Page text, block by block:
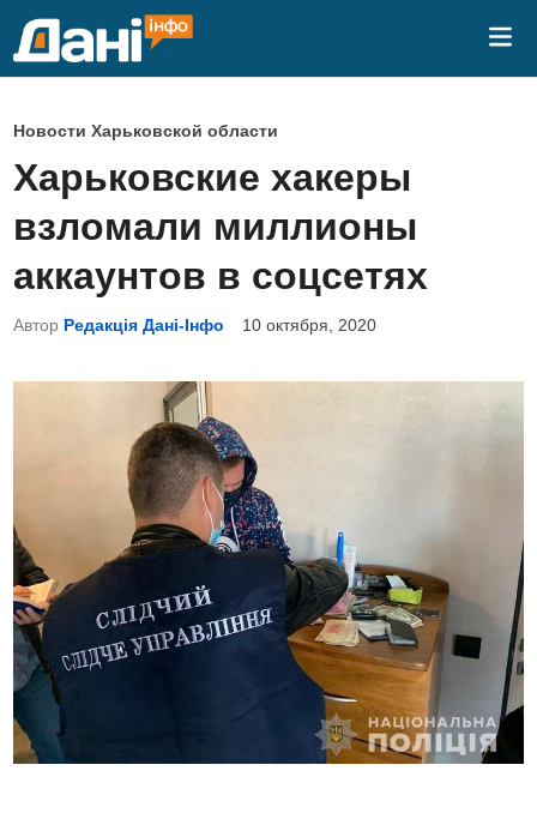
О
п
у
б
л
и
к
в
Новости Харьковской области
Харьковские хакеры
взломали миллионы
аккаунтов в соцсетях
Автор Редакція Дані-Інфо 10 октября, 2020